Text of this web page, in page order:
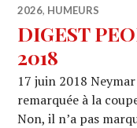
2026, HUMEURS
DIGEST
2018
17 juin 2018
remarquée à la
Non, il n’a pas